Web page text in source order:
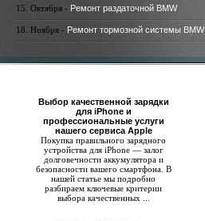
15. Октября - Ремонт раздаточной BMW
18. Ноября - Ремонт тормозной системы BMW
Выбор качественной зарядки
для iPhone и
профессиональные услуги
нашего сервиса Apple
Покупка правильного зарядного
устройства для iPhone — залог
долговечности аккумулятора и
безопасности вашего смартфона. В
нашей статье мы подробно
разбираем ключевые критерии
выбора качественных ...